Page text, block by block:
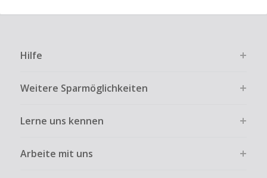
Hilfe
Weitere Sparmöglichkeiten
Lerne uns kennen
Arbeite mit uns